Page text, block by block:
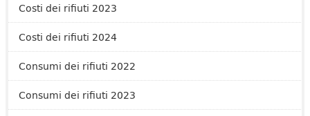
Costi dei rifiuti 2023
Costi dei rifiuti 2024
Consumi dei rifiuti 2022
Consumi dei rifiuti 2023